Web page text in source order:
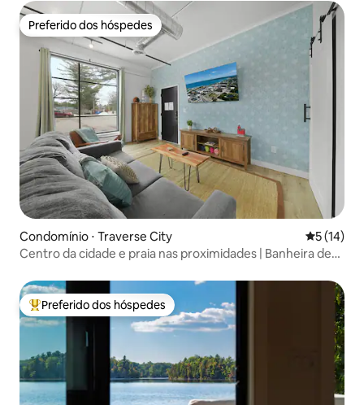
Preferido dos hóspedes
Preferido dos hóspedes
Condomínio ⋅ Traverse City 5 de uma
5 (14)
Centro da cidade e praia nas proximidades | Banheira de
Entre os melhores preferidos dos hóspedes
Preferido dos hóspedes